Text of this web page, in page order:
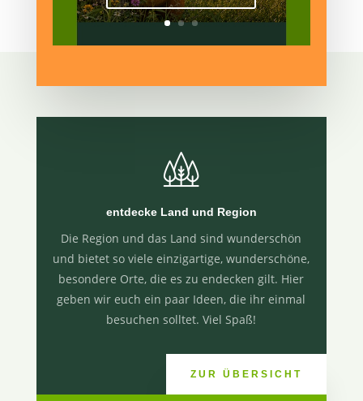
entdecke Land und Region
Die Region und das Land sind wunderschön
und bietet so viele einzigartige, wunderschöne,
besondere Orte, die es zu endecken gilt. Hier
geben wir euch ein paar Ideen, die ihr einmal
besuchen solltet. Viel Spaß!
ZUR ÜBERSICHT